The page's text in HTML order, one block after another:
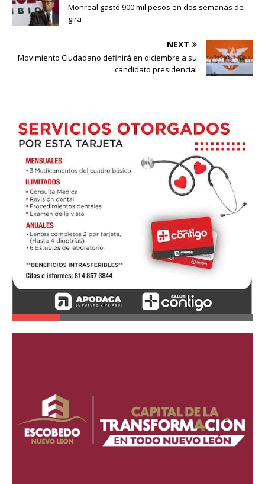
Monreal gastó 900 mil pesos en dos semanas de
gira
NEXT
Movimiento Ciudadano definirá en diciembre a su
candidato presidencial